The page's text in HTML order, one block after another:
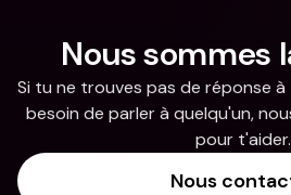
Nous sommes
Si tu ne trouves pas de réponse
besoin de parler à quelqu'un,
pour t'aider.
Nous